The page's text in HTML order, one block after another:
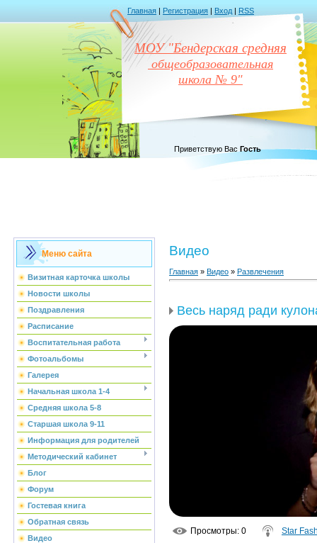
Главная | Регистрация | Вход | RSS
МОУ "Бендерская средняя
общеобразовательная
школа № 9"
Приветствую Вас Гость
Меню сайта
Визитная карточка школы
Новости школы
Поздравления
Расписание
Воспитательная работа
Фотоальбомы
Галерея
Начальная школа 1-4
Средняя школа 5-8
Старшая школа 9-11
Информация для родителей
Методический кабинет
Блог
Форум
Гостевая книга
Обратная связь
Видео
Видео
Главная » Видео » Развлечения
Весь наряд ради
Просмотры: 0 Star